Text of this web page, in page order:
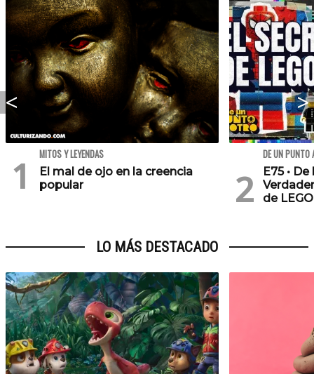
MITOS Y LEYENDAS
El mal de ojo en la creencia
popular
DE UN PUNTO
E75 •
de
LO MÁS DESTACADO